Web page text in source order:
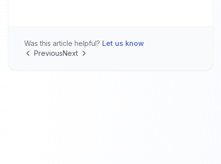
Was this article helpful? Let us know
PreviousNext